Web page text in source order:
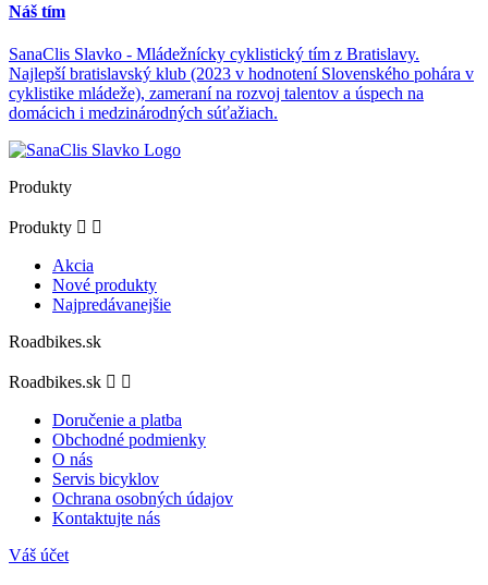
Náš tím
SanaClis Slavko - Mládežnícky cyklistický tím z Bratislavy.
Najlepší bratislavský klub (2023 v hodnotení Slovenského pohára v
cyklistike mládeže), zameraní na rozvoj talentov a úspech na
domácich i medzinárodných súťažiach.
Produkty
Produkty  
Akcia
Nové produkty
Najpredávanejšie
Roadbikes.sk
Roadbikes.sk  
Doručenie a platba
Obchodné podmienky
O nás
Servis bicyklov
Ochrana osobných údajov
Kontaktujte nás
Váš účet